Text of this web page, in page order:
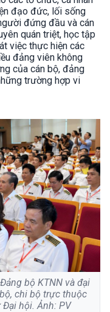
đạo đức, lối sống
đứng đầu và cán
quán triệt, học tập
việc thực hiện các
đảng viên không
của cán bộ, đảng
trường hợp vi
bộ KTNN và đại
chi bộ trực thuộc
hội. Ảnh: PV